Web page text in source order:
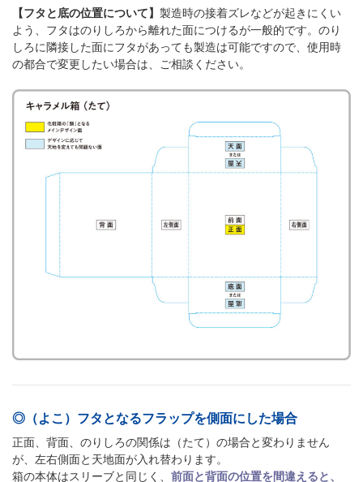
【フタと底の位置について】 製造時の接着ズレなどが起きにくい
よう、フタはのりしろから離れた面につけるが一般的です。のり
しろに隣接した面にフタがあっても製造は可能ですので、使用時
の都合で変更したい場合は、ご相談ください。
◎（よこ）フタとなるフラップを側面にした場合
正面、背面、のりしろの関係は（たて）の場合と変わりません
が、左右側面と天地面が入れ替わります。
箱の本体はスリーブと同じく、 前面と背面の位置を間違えると、